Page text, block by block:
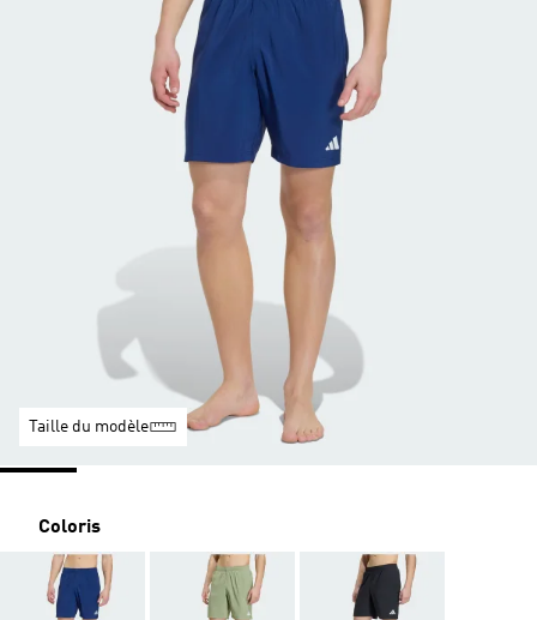
Taille du modèle
Coloris